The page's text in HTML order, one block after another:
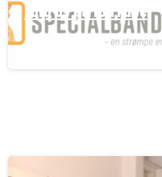
Følg os på YouTube